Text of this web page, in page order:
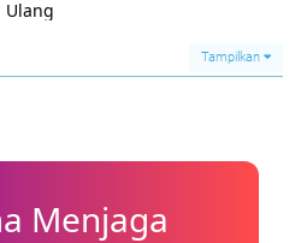
Ulang
Tampilkan
Menjaga